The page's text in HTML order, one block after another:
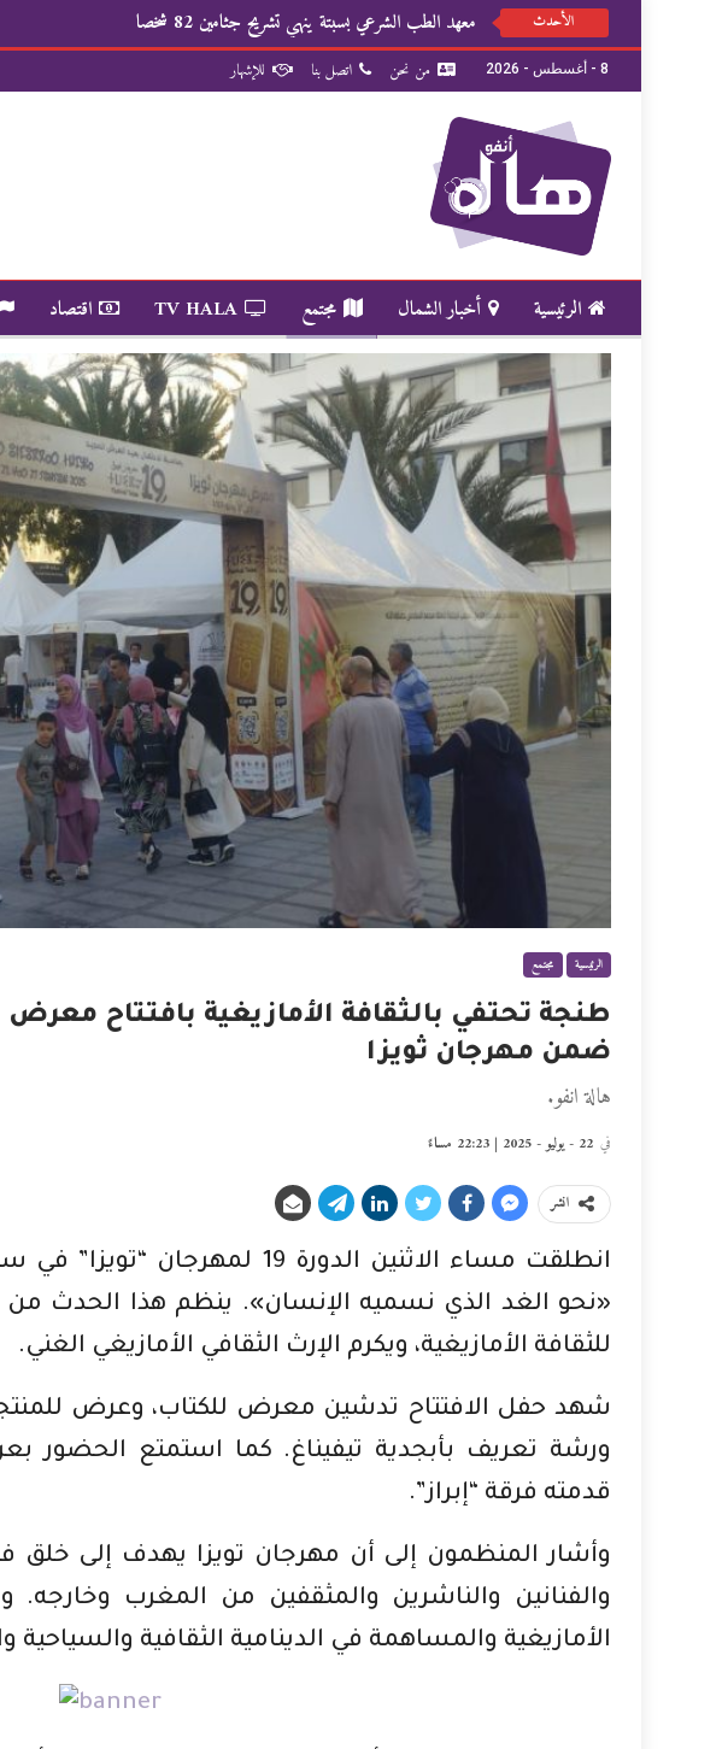
الأحدث معهد الطب الشرعي بسبتة ينهي تشريح جثامين 82 شخصا
8 - أغسطس - 2026 من نحن اتصل بنا للإشهار
الرئيسية أخبار الشمال مجتمع TV HALA اقتصاد
الرئيسية مجتمع
طنجة تحتفي بالثقافة الأمازيغية بافتتاح معرض
ضمن مهرجان ثويزا
هالة انفو.
في 22 - يوليو - 2025 | 22:23 مساءً
انشر
انطلقت مساء الاثنين الدورة 19
«نحو الغد الذي نسميه الإنسان». ينظم هذا الحدث
للثقافة الأمازيغية، ويكرم الإرث الثقافي الأمازيغي الغني.
شهد حفل الافتتاح تدشين معرض للكتاب، وعرض للمنتجات
ورشة تعريف بأبجدية تيفيناغ. كما استمتع الحضور
قدمته فرقة “إبراز”.
وأشار المنظمون إلى أن مهرجان تويزا يهدف إلى خلق
والفنانين والناشرين والمثقفين من المغرب وخارجه.
الأمازيغية والمساهمة في الدينامية الثقافية والسياحية